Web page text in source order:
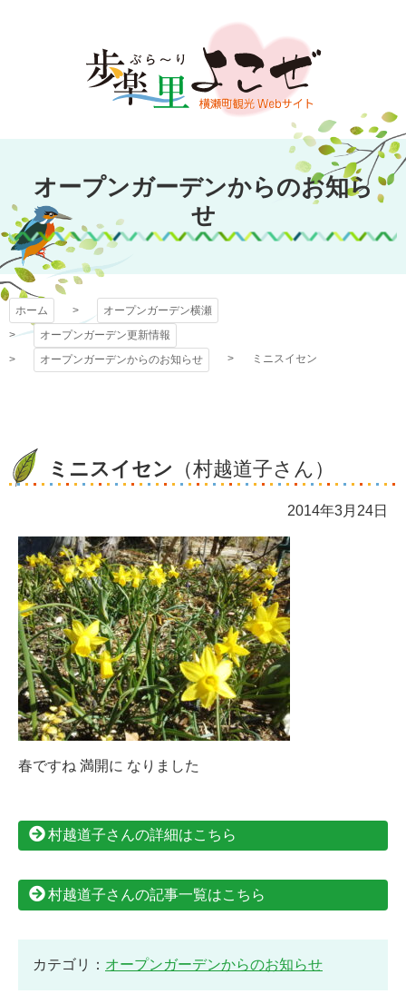
文
キ
プ
オープンガーデン
横瀬
オープンガーデンからのお知ら
せ
ホーム
オープンガーデン横瀬
オープンガーデン更新情報
オープンガーデンからのお知らせ
ミニスイセン
ミニスイセン （村越道子さん）
2014年3月24日
春ですね 満開に なりました
村越道子さんの詳細はこちら
村越道子さんの記事一覧はこちら
カテゴリ： オープンガーデンからのお知らせ